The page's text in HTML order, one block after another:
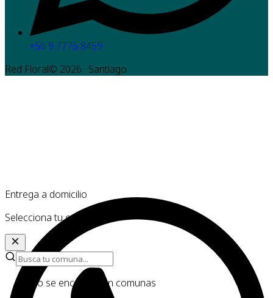
+56 9 7775 8459
Red Floral© 2026 · Santiago
Entrega a domicilio
Selecciona tu comuna
No se encontraron comunas